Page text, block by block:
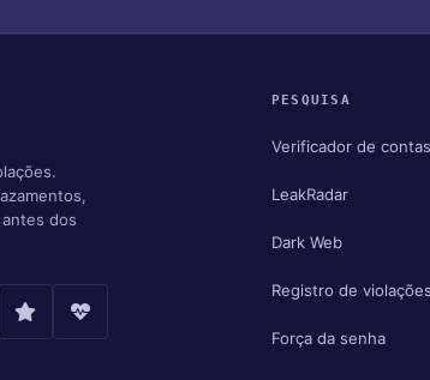
dos
PESQUISA
Verificador de contas
LeakRadar
Dark Web
Registro de violações
Força da senha